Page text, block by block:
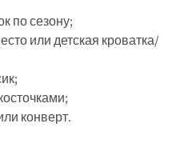
по сезону;
или детская кроватка/
конверт.